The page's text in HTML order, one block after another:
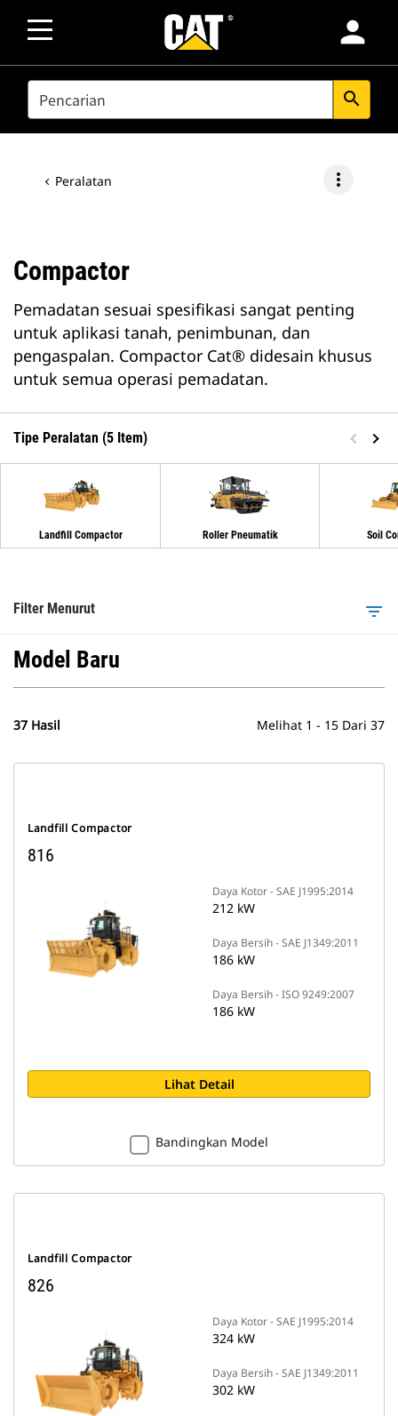
person
SEARCH search
Peralatan more_vert
Compactor
Pemadatan sesuai spesifikasi sangat penting
untuk aplikasi tanah, penimbunan, dan
pengaspalan. Compactor Cat® didesain khusus
untuk semua operasi pemadatan.
Tipe Peralatan (5 Item)
Landfill Compactor Roller Pneumatik Soil
Filter Menurut filter_list
Model Baru
37 Hasil Melihat 1 - 15 Dari 37
Landfill Compactor
816
Daya Kotor - SAE J1995:2014
212 kW
Daya Bersih - SAE J1349:2011
186 kW
Daya Bersih - ISO 9249:2007
186 kW
Lihat Detail
Bandingkan Model
Landfill Compactor
826
Daya Kotor - SAE J1995:2014
324 kW
Daya Bersih - SAE J1349:2011
302 kW